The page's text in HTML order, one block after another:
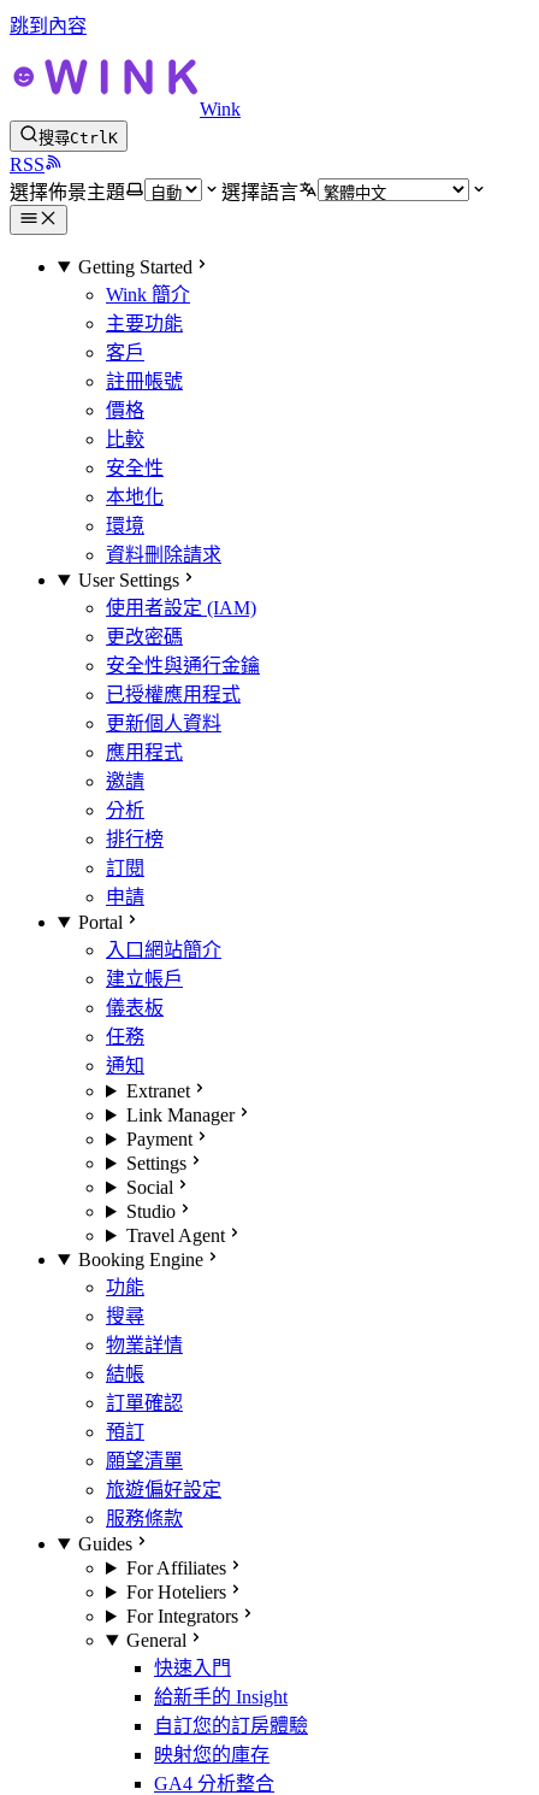
跳到內容
Wink
搜尋CtrlK
RSS
選擇佈景主題
選擇語言
Getting Started
Wink 簡介
主要功能
客戶
註冊帳號
價格
比較
安全性
本地化
環境
資料刪除請求
User Settings
使用者設定 (IAM)
更改密碼
安全性與通行金鑰
已授權應用程式
更新個人資料
應用程式
邀請
分析
排行榜
訂閱
申請
Portal
入口網站簡介
建立帳戶
儀表板
任務
通知
Extranet
Link Manager
Payment
Settings
Social
Studio
Travel Agent
Booking Engine
功能
搜尋
物業詳情
結帳
訂單確認
預訂
願望清單
旅遊偏好設定
服務條款
Guides
For Affiliates
For Hoteliers
For Integrators
General
快速入門
給新手的 Insight
自訂您的訂房體驗
映射您的庫存
GA4 分析整合